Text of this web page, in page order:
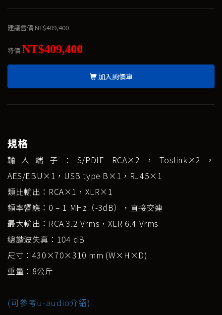
建議售價NT$409,400
特價NT$409,400
加入詢價車
規格
輸入端子：S/PDIF RCA×2，Toslink×2，
AES/EBU×1，USB type B×1，RJ45×1
類比輸出：RCA×1，XLR×1
頻率響應：0 – 1 MHz（-3dB），直接交連
最大輸出：RCA 3.2 Vrms，XLR 6.4 Vrms
總諧波失真：104 dB
尺寸：430×70×310 mm (W×H×D)
重量：8公斤
(可參考u-audio介紹)